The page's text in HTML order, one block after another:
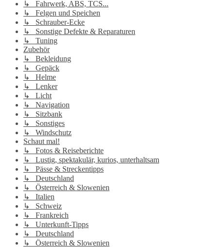
↳ Fahrwerk, ABS, TCS...
↳ Felgen und Speichen
↳ Schrauber-Ecke
↳ Sonstige Defekte & Reparaturen
↳ Tuning
Zubehör
↳ Bekleidung
↳ Gepäck
↳ Helme
↳ Lenker
↳ Licht
↳ Navigation
↳ Sitzbank
↳ Sonstiges
↳ Windschutz
Schaut mal!
↳ Fotos & Reiseberichte
↳ Lustig, spektakulär, kurios, unterhaltsam
↳ Pässe & Streckentipps
↳ Deutschland
↳ Österreich & Slowenien
↳ Italien
↳ Schweiz
↳ Frankreich
↳ Unterkunft-Tipps
↳ Deutschland
↳ Österreich & Slowenien